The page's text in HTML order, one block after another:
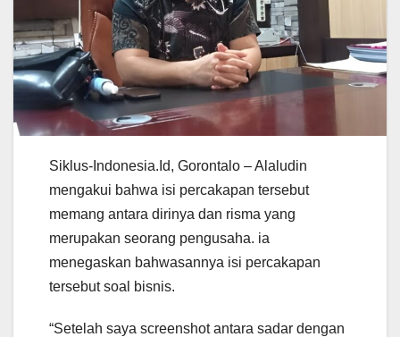
Siklus-Indonesia.Id, Gorontalo – Alaludin
mengakui bahwa isi percakapan tersebut
memang antara dirinya dan risma yang
merupakan seorang pengusaha. ia
menegaskan bahwasannya isi percakapan
tersebut soal bisnis.
“Setelah saya screenshot antara sadar dengan